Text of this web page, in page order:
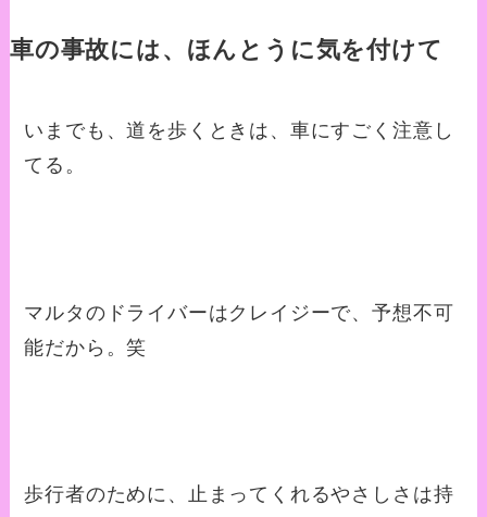
車の事故には、ほんとうに気を付けて
いまでも、道を歩くときは、車にすごく注意し
てる。
マルタのドライバーはクレイジーで、予想不可
能だから。笑
歩行者のために、止まってくれるやさしさは持